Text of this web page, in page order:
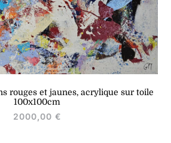
rouges et jaunes, acrylique sur toile
100x100cm
2000,00 €